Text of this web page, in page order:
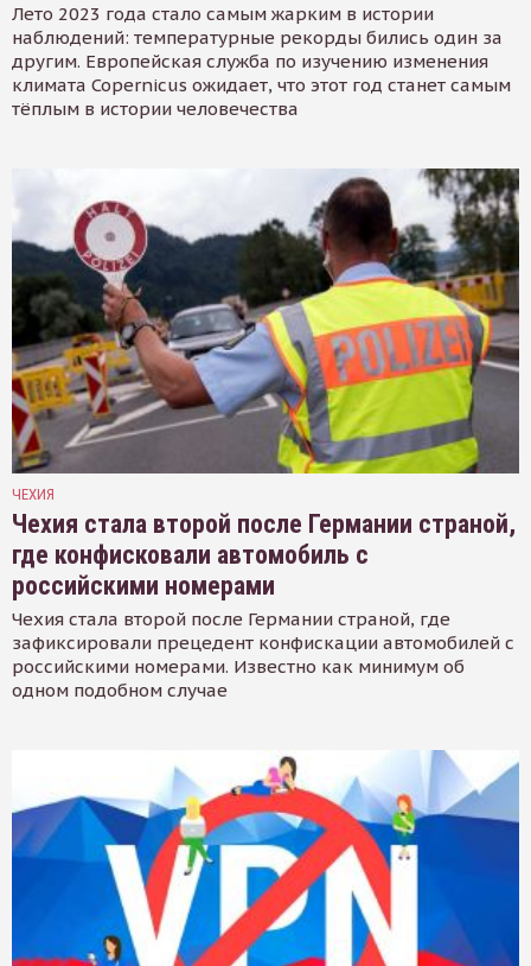
Лето 2023 года стало самым жарким в истории
наблюдений: температурные рекорды бились один за
другим. Европейская служба по изучению изменения
климата Copernicus ожидает, что этот год станет самым
тёплым в истории человечества
ЧЕХИЯ
Чехия стала второй после Германии страной,
где конфисковали автомобиль с
российскими номерами
Чехия стала второй после Германии страной, где
зафиксировали прецедент конфискации автомобилей с
российскими номерами. Известно как минимум об
одном подобном случае